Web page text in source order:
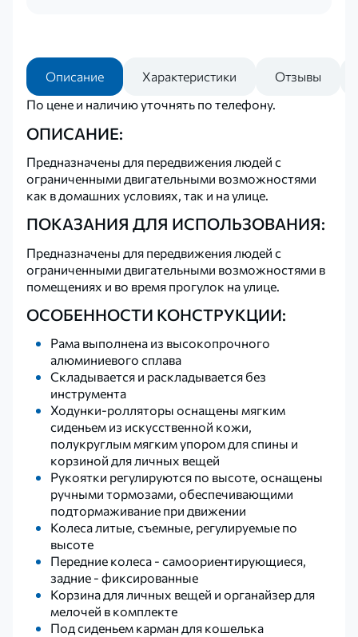
Описание Характеристики
Отзывы
По цене и наличию уточнять по телефону.
ОПИСАНИЕ:
Предназначены для передвижения людей с
ограниченными двигательными возможностями
как в домашних условиях, так и на улице.
ПОКАЗАНИЯ ДЛЯ ИСПОЛЬЗОВАНИЯ:
Предназначены для передвижения людей с
ограниченными двигательными возможностями в
помещениях и во время прогулок на улице.
ОСОБЕННОСТИ КОНСТРУКЦИИ:
Рама выполнена из высокопрочного
алюминиевого сплава
Складывается и раскладывается без
инструмента
Ходунки-ролляторы оснащены мягким
сиденьем из искусственной кожи,
полукруглым мягким упором для спины и
корзиной для личных вещей
Рукоятки регулируются по высоте, оснащены
ручными тормозами, обеспечивающими
подтормаживание при движении
Колеса литые, съемные, регулируемые по
высоте
Передние колеса - самоориентирующиеся,
задние - фиксированные
Корзина для личных вещей и органайзер для
мелочей в комплекте
Под сиденьем карман для кошелька